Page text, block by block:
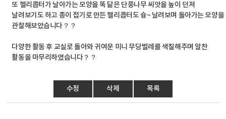
또 헬리콥터가 날아가는 모양을 똑 닮은 단풍나무 씨앗을 높이 던져
날려보기도 하고 종이 접기로 만든 헬리콥터도 슝~ 날려보며 돌아가는 모양을
관찰해보았습니다？？
다양한 활동 후 교실로 돌아와 귀여운 미니 무당벌레를 색칠해주며 알찬
활동을 마무리하였습니다？？
수정 삭제 목록